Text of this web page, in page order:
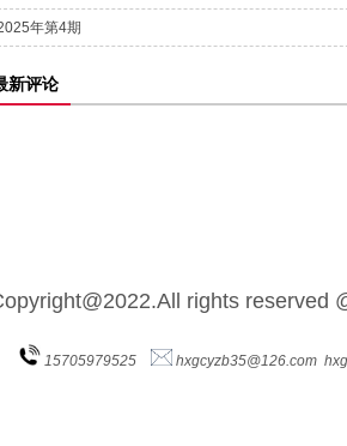
年第4期
新评论
rights reserved
15705979525 hxgcyzb35@126.com